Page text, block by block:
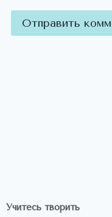
Учитесь творить